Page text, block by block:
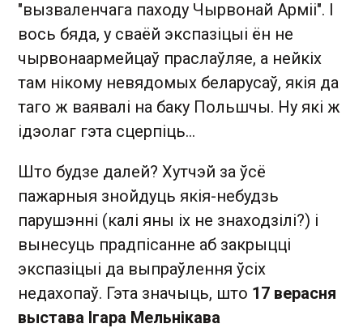
"вызваленчага паходу Чырвонай Арміі". І
вось бяда, у сваёй экспазіцыі ён не
чырвонаармейцаў праслаўляе, а нейкіх
там нікому невядомых беларусаў, якія да
таго ж ваявалі на баку Польшчы. Ну які ж
ідэолаг гэта сцерпіць...
Што будзе далей? Хутчэй за ўсё
пажарныя знойдуць якія-небудзь
парушэнні (калі яны іх не знаходзілі?) і
вынесуць прадпісанне аб закрыцці
экспазіцыі да выпраўлення ўсіх
недахопаў. Гэта значыць, што 17 верасня
выстава Ігара Мельнікава